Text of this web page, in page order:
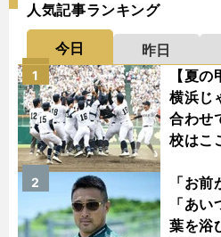
人気記事ランキング
今日 昨日
【夏
横浜じ
合わせ
校はこ
1
「お
「あ
葉を浴
2